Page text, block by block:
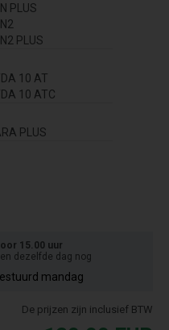
PLUS
PLUS
10 AT
10 ATC
PLUS
15.00 uur
dezelfde dag nog
mandag
De prijzen zijn inclusief BTW